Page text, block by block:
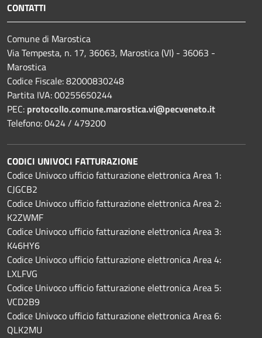
CONTATTI
Comune di Marostica
Via Tempesta, n. 17, 36063, Marostica (VI) - 36063 -
Marostica
Codice Fiscale: 82000830248
Partita IVA: 00255650244
PEC: protocollo.comune.marostica.vi@pecveneto.it
Telefono: 0424 / 479200
CODICI UNIVOCI FATTURAZIONE
Codice Univoco ufficio fatturazione elettronica Area 1:
CJGCB2
Codice Univoco ufficio fatturazione elettronica Area 2:
K2ZWMF
Codice Univoco ufficio fatturazione elettronica Area 3:
K46HY6
Codice Univoco ufficio fatturazione elettronica Area 4:
LXLFVG
Codice Univoco ufficio fatturazione elettronica Area 5:
VCD2B9
Codice Univoco ufficio fatturazione elettronica Area 6:
QLK2MU